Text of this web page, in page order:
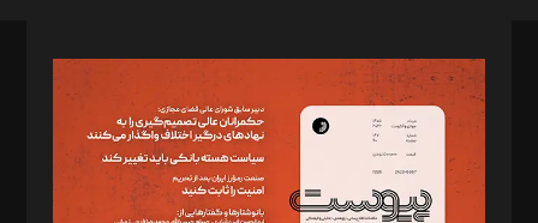
مدیر مسئول: محمدباقر اثنی‌عشری
سردبیر: مهرک محمودی
دبیر تحریریه: میثم قاسمی
د‌بیر ناداستان: سمانه سمیع
د‌بیر خدمت و تجارت: ابوالفضل رجبی